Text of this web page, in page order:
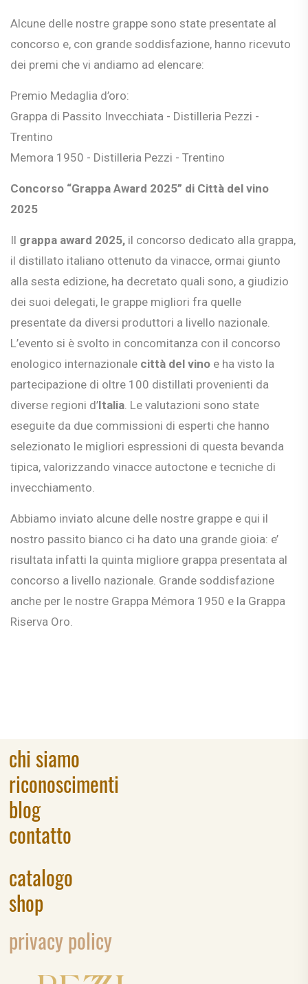
Alcune delle nostre grappe sono state presentate al
concorso e, con grande soddisfazione, hanno ricevuto
dei premi che vi andiamo ad elencare:
Premio Medaglia d’oro:
Grappa di Passito Invecchiata - Distilleria Pezzi -
Trentino
Memora 1950 - Distilleria Pezzi - Trentino
Concorso “Grappa Award 2025” di Città del vino
2025
Il grappa award 2025, il concorso dedicato alla grappa,
il distillato italiano ottenuto da vinacce, ormai giunto
alla sesta edizione, ha decretato quali sono, a giudizio
dei suoi delegati, le grappe migliori fra quelle
presentate da diversi produttori a livello nazionale.
L’evento si è svolto in concomitanza con il concorso
enologico internazionale città del vino e ha visto la
partecipazione di oltre 100 distillati provenienti da
diverse regioni d’Italia . Le valutazioni sono state
eseguite da due commissioni di esperti che hanno
selezionato le migliori espressioni di questa bevanda
tipica, valorizzando vinacce autoctone e tecniche di
invecchiamento.
Abbiamo inviato alcune delle nostre grappe e qui il
nostro passito bianco ci ha dato una grande gioia: e’
risultata infatti la quinta migliore grappa presentata al
concorso a livello nazionale. Grande soddisfazione
anche per le nostre Grappa Mémora 1950 e la Grappa
Riserva Oro.
chi siamo
riconoscimenti
blog
contatto
catalogo
shop
privacy policy